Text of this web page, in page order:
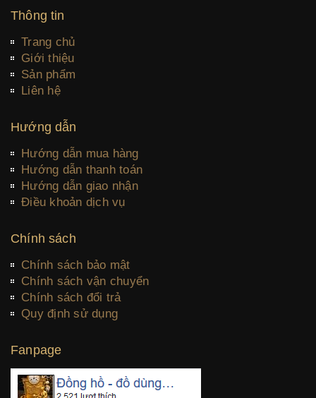
Thông tin
Trang chủ
Giới thiệu
Sản phẩm
Liên hệ
Hướng dẫn
Hướng dẫn mua hàng
Hướng dẫn thanh toán
Hướng dẫn giao nhận
Điều khoản dịch vụ
Chính sách
Chính sách bảo mật
Chính sách vận chuyển
Chính sách đổi trả
Quy định sử dụng
Fanpage